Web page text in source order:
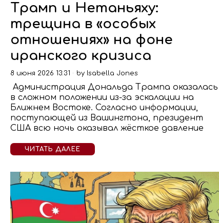
Трамп и Нетаньяху:
трещина в «особых
отношениях» на фоне
иранского кризиса
8 июня 2026 13:31 by Isabella Jones
Администрация Дональда Трампа оказалась
в сложном положении из-за эскалации на
Ближнем Востоке. Согласно информации,
поступающей из Вашингтона, президент
США всю ночь оказывал жёсткое давление
ЧИТАТЬ ДАЛЕЕ